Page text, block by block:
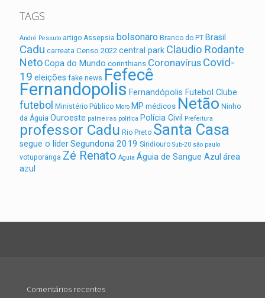
TAGS
André Pessuto artigo Assepsia bolsonaro Branco do PT Brasil
Cadu carreata Censo 2022 central park Claudio Rodante
NetoCopa do Mundo corinthians Coronavírus Covid-
19 eleições fake news Fefecê
Fernandopolis Fernandópolis Futebol Clube
futebol Ministério Público Moro MP médicos Netão Ninho
da Águia Ouroeste palmeiras politica Polícia Civil Prefeitura
professor Cadu Rio Preto Santa Casa
segue o líderSegundona 2019 Sindiouro Sub-20 são paulo
votuporanga Zé Renato Águia Águia de Sangue Azul área
azul
Comentários recentes